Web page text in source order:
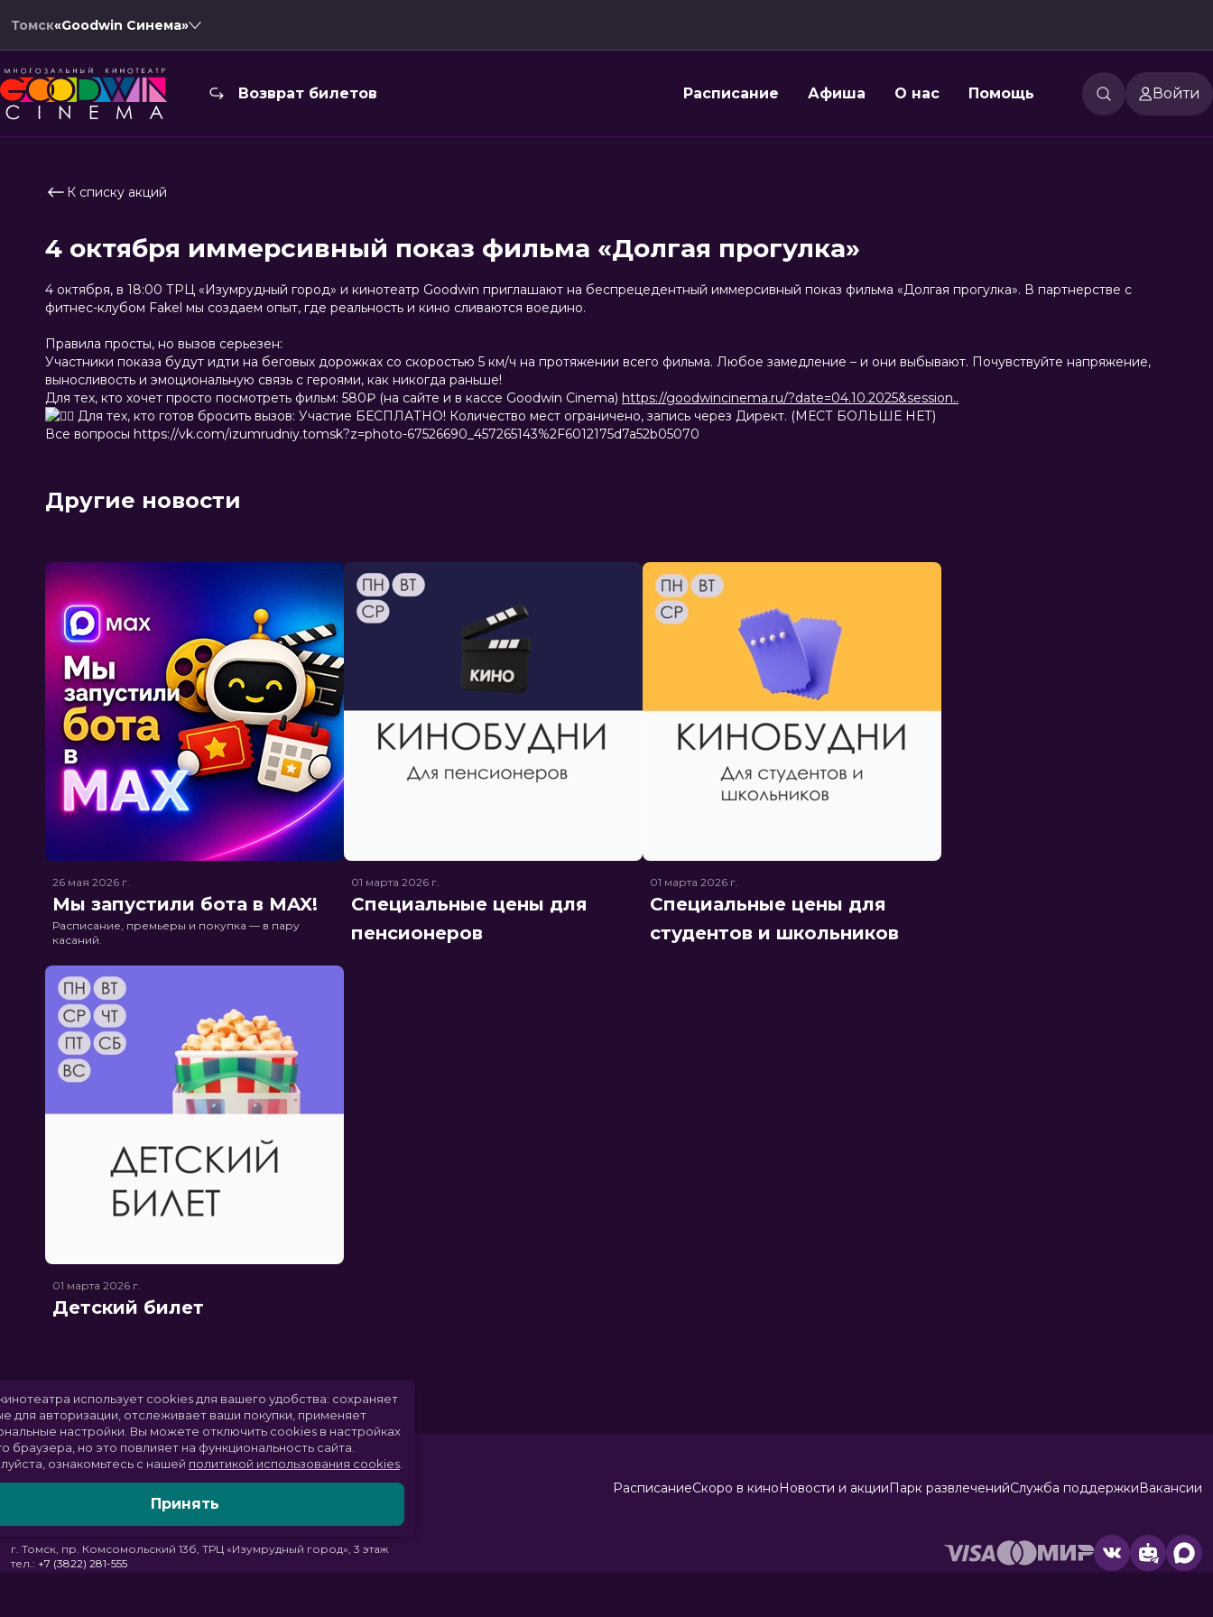
Томск«Goodwin Синема»
Возврат билетов Расписание Афиша О нас Помощь Войти
К списку акций
4 октября иммерсивный показ фильма «Долгая прогулка»
4 октября, в 18:00 ТРЦ «Изумрудный город» и кинотеатр Goodwin приглашают на беспрецедентный иммерсивный показ фильма «Долгая прогулка». В партнерстве с
фитнес-клубом Fakel мы создаем опыт, где реальность и кино сливаются воедино.
Правила просты, но вызов серьезен:
Участники показа будут идти на беговых дорожках со скоростью 5 км/ч на протяжении всего фильма. Любое замедление – и они выбывают. Почувствуйте напряжение,
выносливость и эмоциональную связь с героями, как никогда раньше!
Для тех, кто хочет просто посмотреть фильм: 580₽ (на сайте и в кассе Goodwin Cinema) https://goodwincinema.ru/?date=04.10.2025&session..
Для тех, кто готов бросить вызов: Участие БЕСПЛАТНО! Количество мест ограничено, запись через Директ. (МЕСТ БОЛЬШЕ НЕТ)
Все вопросы https://vk.com/izumrudniy.tomsk?z=photo-67526690_457265143%2F6012175d7a52b05070
Другие новости
26 мая 2026 г.
Мы запустили бота в MAX!
Расписание, премьеры и покупка — в пару
касаний.
01 марта 2026 г.
Специальные цены для
пенсионеров
01 марта 2026 г.
Специальные цены для
студентов и школьников
01 марта 2026 г.
Детский билет
г. Томск, пр. Комсомольский 13б, ТРЦ «Изумрудный город», 3 этаж
тел.: +7 (3822) 281-555
РасписаниеСкоро в киноНовости и акцииПарк развлеченийСлужба поддержкиВакансии
Сайт кинотеатра использует cookies для вашего удобства: сохраняет
данные для авторизации, отслеживает ваши покупки, применяет
персональные настройки.Вы можете отключить cookies в настройках
своего браузера, но это повлияет на функциональность сайта.
Пожалуйста, ознакомьтесь с нашей политикой использования cookies